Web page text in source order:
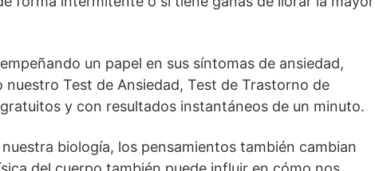
un papel en sus síntomas de ansiedad,
Test de Ansiedad, Test de Trastorno de
y con resultados instantáneos de un minuto.
biología, los pensamientos también cambian